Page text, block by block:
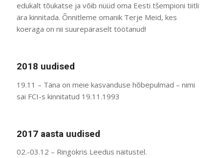
edukalt tõukatse ja võib nüüd oma Eesti tšempioni tiitli
ära kinnitada. Õnnitleme omanik Terje Meid, kes
koeraga on nii suurepäraselt töötanud!
2018 uudised
19.11 – Täna on meie kasvanduse hõbepulmad – nimi
sai FCI-s kinnitatud 19.11.1993
2017 aasta uudised
02.-03.12 – Ringokris Leedus näitustel.